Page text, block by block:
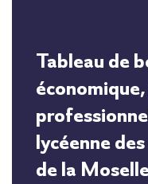
Tableau de
lycéenne
de la